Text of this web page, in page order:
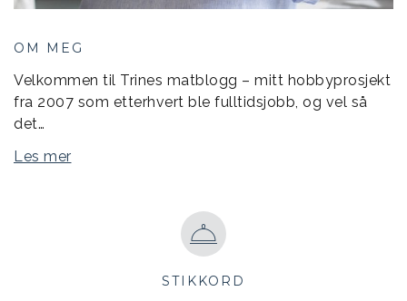
OM MEG
Velkommen til Trines matblogg – mitt hobbyprosjekt
fra 2007 som etterhvert ble fulltidsjobb, og vel så
det…
Les mer
STIKKORD